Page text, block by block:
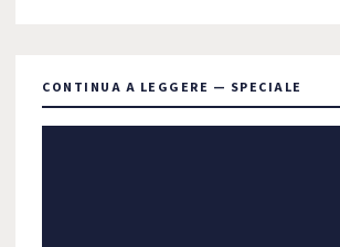
CONTINUA A LEGGERE — SPECIALE